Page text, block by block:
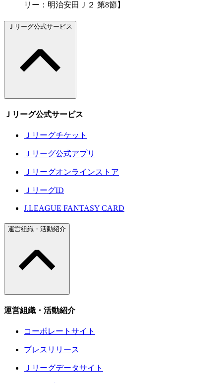
リー：明治安田Ｊ２ 第8節】
Ｊリーグ公式サービス
Ｊリーグ公式サービス
Ｊリーグチケット
Ｊリーグ公式アプリ
Ｊリーグオンラインストア
ＪリーグID
J.LEAGUE FANTASY CARD
運営組織・活動紹介
運営組織・活動紹介
コーポレートサイト
プレスリリース
Ｊリーグデータサイト